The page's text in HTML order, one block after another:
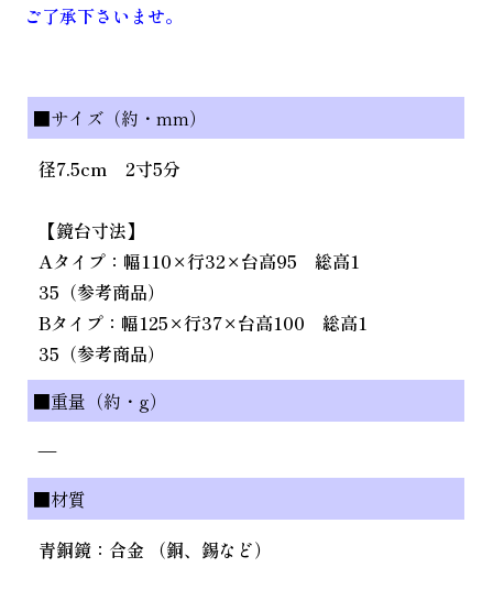
ご了承下さいませ。
■サイズ（約・mm）
径7.5cm 2寸5分
【鏡台寸法】
Aタイプ：幅110×行32×台高95 総高1
35（参考商品）
Bタイプ：幅125×行37×台高100 総高1
35（参考商品）
■重量（約・g）
—
■材質
青銅鏡：合金 （銅、錫など）